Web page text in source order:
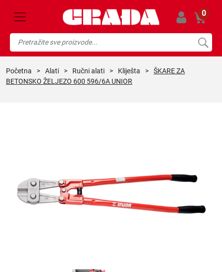
0
početna > alati > ručni alati > kliješta >
ŠKARE ZA
BETONSKO ŽELJEZO 600 596/6A UNIOR